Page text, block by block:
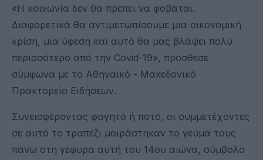
«Η κοινωνία δεν θα πρέπει να φοβάται.
Διαφορετικά θα αντιμετωπίσουμε μια οικονομική
κρίση, μια ύφεση και αυτό θα μας βλάψει πολύ
περισσότερο από την Covid-19», πρόσθεσε
σύμφωνα με το Αθηναϊκό - Μακεδονικό
Πρακτορείο Ειδήσεων.
Συνεισφέροντας φαγητό ή ποτό, οι συμμετέχοντες
σε αυτό το τραπέζι μοιράστηκαν το γεύμα τους
πάνω στη γέφυρα αυτή του 14ου αιώνα, σύμβολο